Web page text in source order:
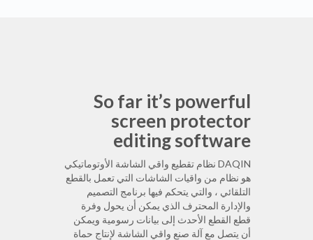
So far it’s powerful
screen protector
editing software
DAQIN نظام تقطيع واقي الشاشة الأوتوماتيكي
هو نظام من واقيات الشاشات التي تعمل بالقطع
التلقائي ، والتي يتحكم فيها برنامج التصميم
والإدارة المحترف الذي يمكن أن يحول وفرة
قطع القطع الأحدث إلى بيانات رسومية ويمكن
أن يتصل مع آلة صنع واقي الشاشة لإنتاج حماة